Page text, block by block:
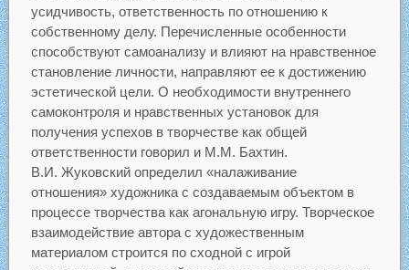
усидчивость, ответственность по отношению к
собственному делу. Перечисленные особенности
способствуют самоанализу и влияют на нравственное
становление личности, направляют ее к достижению
эстетической цели. О необходимости внутреннего
самоконтроля и нравственных установок для
получения успехов в творчестве как общей
ответственности говорил и М.М. Бахтин.
В.И. Жуковский определил «налаживание
отношения» художника с создаваемым объектом в
процессе творчества как агональную игру. Творческое
взаимодействие автора с художественным
материалом строится по сходной с игрой